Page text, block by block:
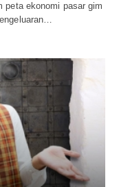
peta ekonomi pasar gim